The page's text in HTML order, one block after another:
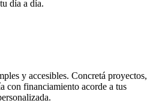
día a día.
y accesibles. Concretá proyectos,
con financiamiento acorde a tus